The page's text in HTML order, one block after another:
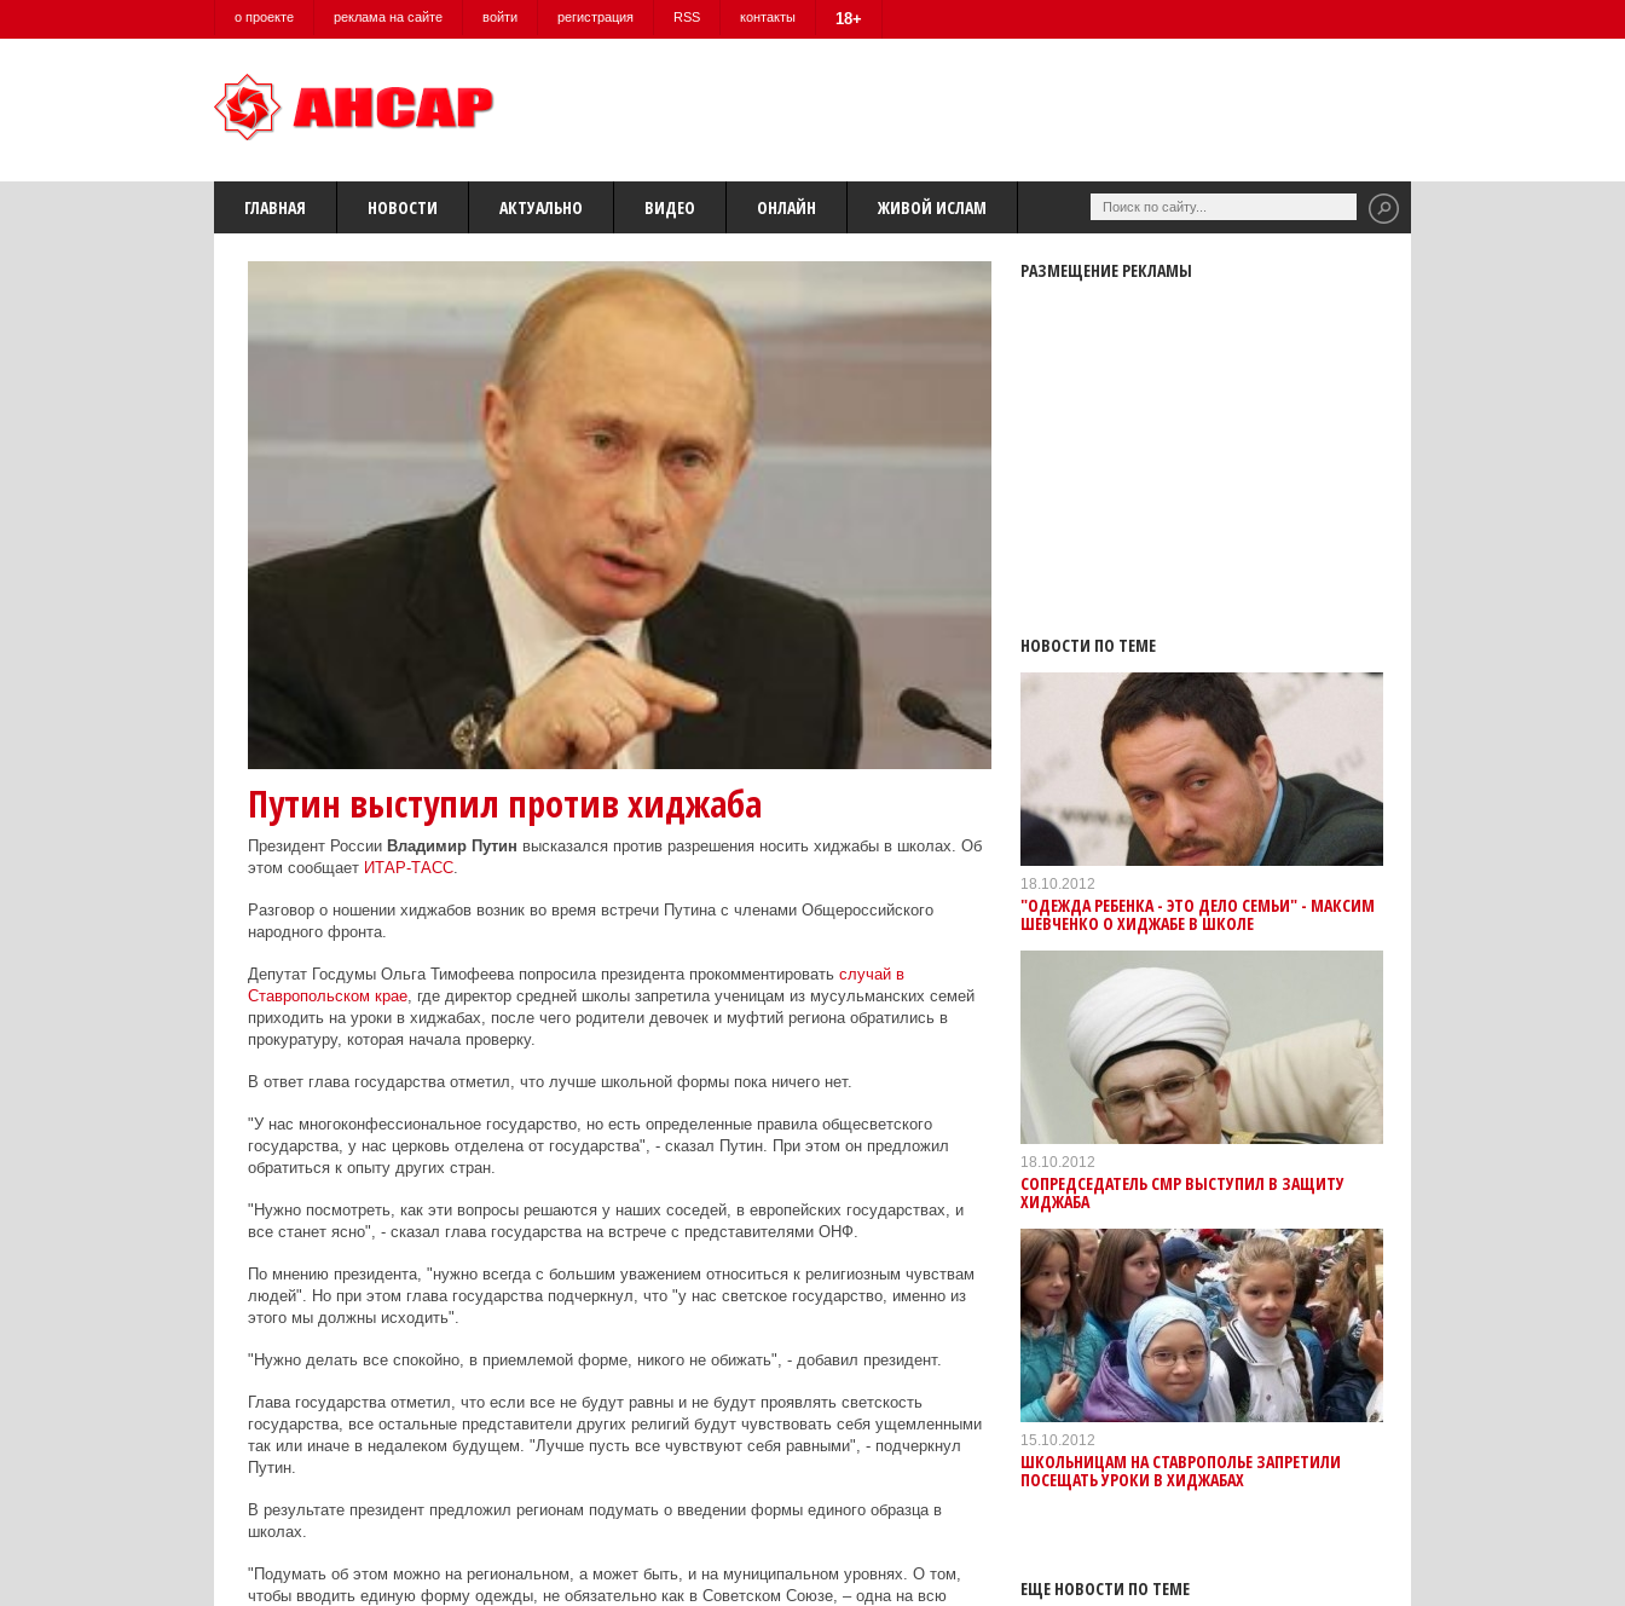
о проекте реклама на сайте войти регистрация RSS контакты 18+
ГЛАВНАЯ НОВОСТИ АКТУАЛЬНО ВИДЕО ОНЛАЙН ЖИВОЙ ИСЛАМ
Путин выступил против хиджаба
Президент России Владимир Путин высказался против разрешения носить хиджабы в школах. Об
этом сообщает ИТАР-ТАСС.
Разговор о ношении хиджабов возник во время встречи Путина с членами Общероссийского
народного фронта.
Депутат Госдумы Ольга Тимофеева попросила президента прокомментировать случай в
Ставропольском крае, где директор средней школы запретила ученицам из мусульманских семей
приходить на уроки в хиджабах, после чего родители девочек и муфтий региона обратились в
прокуратуру, которая начала проверку.
В ответ глава государства отметил, что лучше школьной формы пока ничего нет.
"У нас многоконфессиональное государство, но есть определенные правила общесветского
государства, у нас церковь отделена от государства", - сказал Путин. При этом он предложил
обратиться к опыту других стран.
"Нужно посмотреть, как эти вопросы решаются у наших соседей, в европейских государствах, и
все станет ясно", - сказал глава государства на встрече с представителями ОНФ.
По мнению президента, "нужно всегда с большим уважением относиться к религиозным чувствам
людей". Но при этом глава государства подчеркнул, что "у нас светское государство, именно из
этого мы должны исходить".
"Нужно делать все спокойно, в приемлемой форме, никого не обижать", - добавил президент.
Глава государства отметил, что если все не будут равны и не будут проявлять светскость
государства, все остальные представители других религий будут чувствовать себя ущемленными
так или иначе в недалеком будущем. "Лучше пусть все чувствуют себя равными", - подчеркнул
Путин.
В результате президент предложил регионам подумать о введении формы единого образца в
школах.
"Подумать об этом можно на региональном, а может быть, и на муниципальном уровнях. О том,
чтобы вводить единую форму одежды, не обязательно как в Советском Союзе, – одна на всю
РАЗМЕЩЕНИЕ РЕКЛАМЫ
НОВОСТИ ПО ТЕМЕ
18.10.2012
"ОДЕЖДА РЕБЕНКА - ЭТО ДЕЛО СЕМЬИ" - МАКСИМ
ШЕВЧЕНКО О ХИДЖАБЕ В ШКОЛЕ
18.10.2012
СОПРЕДСЕДАТЕЛЬ СМР ВЫСТУПИЛ В ЗАЩИТУ
ХИДЖАБА
15.10.2012
ШКОЛЬНИЦАМ НА СТАВРОПОЛЬЕ ЗАПРЕТИЛИ
ПОСЕЩАТЬ УРОКИ В ХИДЖАБАХ
ЕЩЕ НОВОСТИ ПО ТЕМЕ